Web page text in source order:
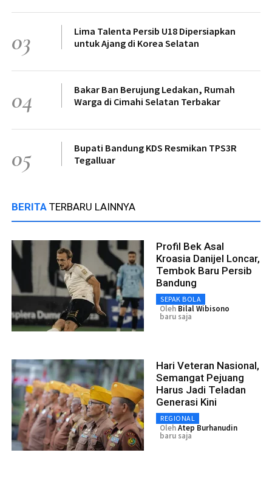
03
Lima Talenta Persib U18 Dipersiapkan
untuk Ajang di Korea Selatan
04
Bakar Ban Berujung Ledakan, Rumah
Warga di Cimahi Selatan Terbakar
05
Bupati Bandung KDS Resmikan TPS3R
Tegalluar
BERITA TERBARU LAINNYA
Profil Bek Asal
Kroasia Danijel Loncar,
Tembok Baru Persib
Bandung
SEPAK BOLA
Oleh Bilal Wibisono
baru saja
Hari Veteran Nasional,
Semangat Pejuang
Harus Jadi Teladan
Generasi Kini
REGIONAL
OlehAtep Burhanudin
baru saja